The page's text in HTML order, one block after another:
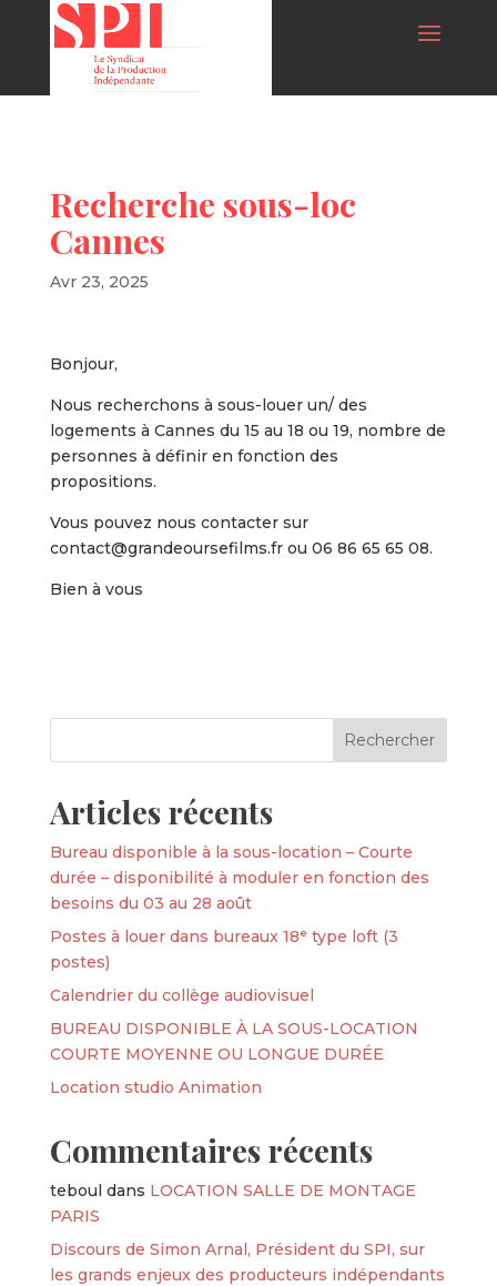
Recherche sous-loc
Cannes
Avr 23, 2025
Bonjour,
Nous recherchons à sous-louer un/ des
logements à Cannes du 15 au 18 ou 19, nombre de
personnes à définir en fonction des
propositions.
Vous pouvez nous contacter sur
contact@grandeoursefilms.fr ou 06 86 65 65 08.
Bien à vous
Articles récents
Bureau disponible à la sous-location – Courte
durée – disponibilité à moduler en fonction des
besoins du 03 au 28 août
Postes à louer dans bureaux 18ᵉ type loft (3
postes)
Calendrier du collège audiovisuel
BUREAU DISPONIBLE À LA SOUS-LOCATION
COURTE MOYENNE OU LONGUE DURÉE
Location studio Animation
Commentaires récents
teboul dans LOCATION SALLE DE MONTAGE
PARIS
Discours de Simon Arnal, Président du SPI, sur
les grands enjeux des producteurs indépendants